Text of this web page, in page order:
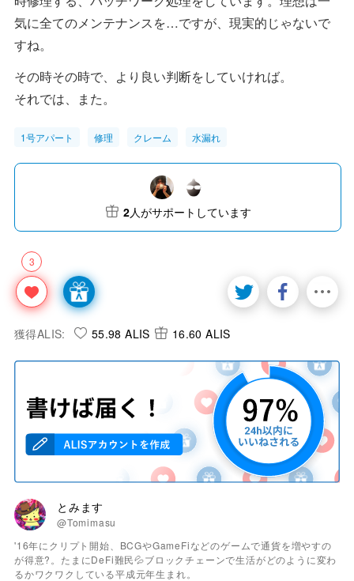
気に全てのメンテナンスを…ですが、現実的じゃないで
すね。
その時その時で、より良い判断をしていければ。
それでは、また。
1号アパート 修理 クレーム 水漏れ
3
2人がサポートしています
獲得ALIS: 55.98 ALIS 16.60 ALIS
とみます
@Tomimasu
'16年にクリプト開始、BCGやGameFiなどのゲームで通貨を増やすの
が得意?。たまにDeFi難民💦ブロックチェーンで生活がどのように変わ
るかワクワクしている平成元年生まれ。